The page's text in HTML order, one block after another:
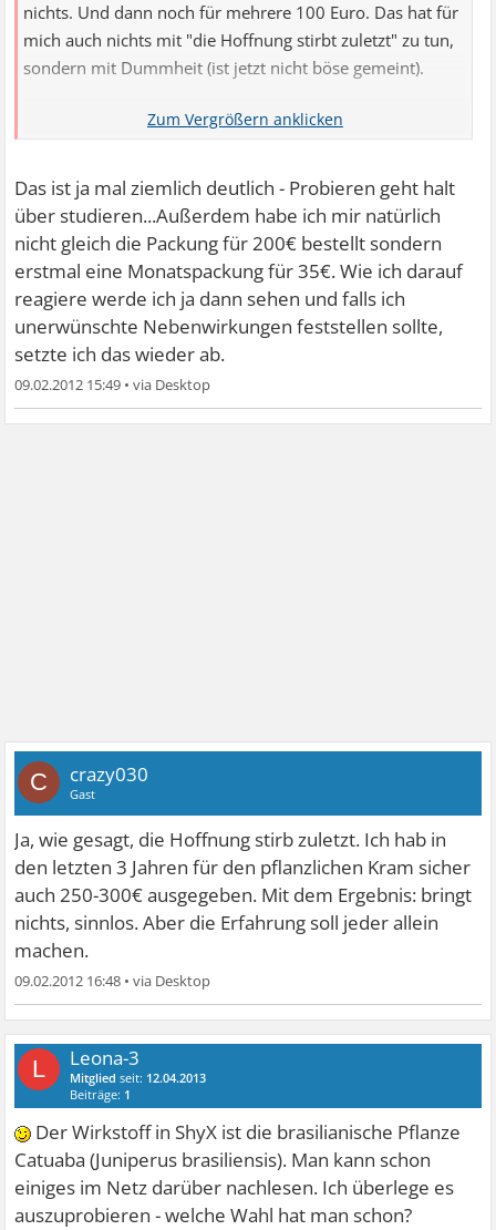
nichts. Und dann noch für mehrere 100 Euro. Das hat für
mich auch nichts mit "die Hoffnung stirbt zuletzt" zu tun,
sondern mit Dummheit (ist jetzt nicht böse gemeint).
Man kann es auch drehen wie man will und viele hören es
auch kaum einen therapeutischen Wert, weil sie bei
mittleren bis starken Störungen nichts oder kaum was
bringen.
Das ist ja mal ziemlich deutlich- Probieren geht halt
über studieren...Außerdem habe ich mir natürlich
nicht gleich die Packung für 200€ bestellt sondern
erstmal eine Monatspackung für 35€. Wie ich darauf
reagiere werde ich ja dann sehen und falls ich
unerwünschte Nebenwirkungen feststellen sollte,
setzte ich das wieder ab.
09.02.2012 15:49 •
C crazy030
Gast
Ja, wie gesagt, die Hoffnung stirb zuletzt. Ich hab in
den letzten 3 Jahren für den pflanzlichen Kram sicher
auch 250-300€ ausgegeben. Mit dem Ergebnis: bringt
nichts, sinnlos. Aber die Erfahrung soll jeder allein
machen.
09.02.2012 16:48 •
L Leona-3
Mitglied seit: 12.04.2013
Beiträge: 1
Der Wirkstoff in ShyX ist die brasilianische Pflanze
Catuaba (Juniperus brasiliensis). Man kann schon
einiges im Netz darüber nachlesen. Ich überlege es
auszuprobieren - welche Wahl hat man schon?